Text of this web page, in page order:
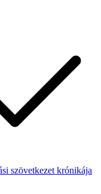
szövetkezet krónikája